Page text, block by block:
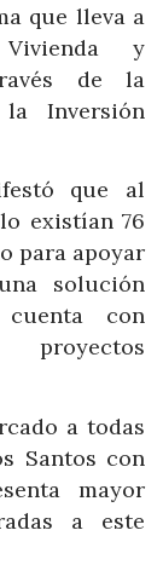
que lleva a
y
de la
Inversión
que al
existían 76
para apoyar
solución
con
a todas
Santos con
mayor
a este